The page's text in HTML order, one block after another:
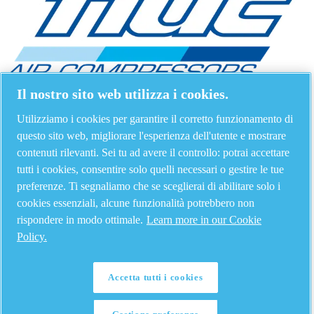
Il nostro sito web utilizza i cookies.
Utilizziamo i cookies per garantire il corretto funzionamento di
questo sito web, migliorare l'esperienza dell'utente e mostrare
contenuti rilevanti. Sei tu ad avere il controllo: potrai accettare
tutti i cookies, consentire solo quelli necessari o gestire le tue
preferenze. Ti segnaliamo che se sceglierai di abilitare solo i
cookies essenziali, alcune funzionalità potrebbero non
rispondere in modo ottimale. Learn more in our Cookie
Policy.
Accetta tutti i cookies